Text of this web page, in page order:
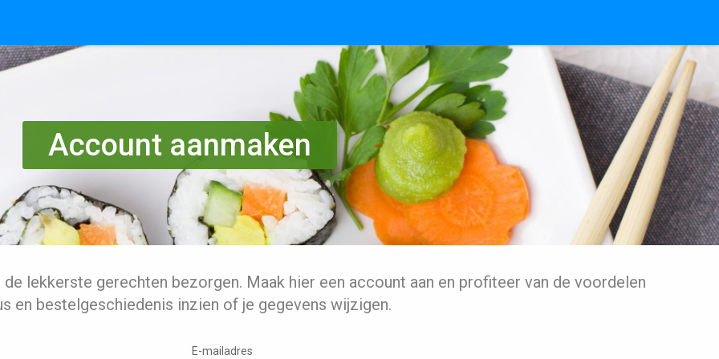
Account aanmaken
lekkerste gerechten bezorgen. Maak hier een account aan en profiteer van de voordelen
en bestelgeschiedenis inzien of je gegevens wijzigen.
E-mailadres